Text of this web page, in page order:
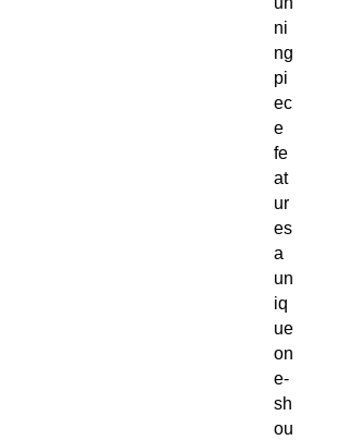
ni
ng
pi
ec
e
fe
at
ur
es
a
un
iq
ue
on
e-
sh
ou